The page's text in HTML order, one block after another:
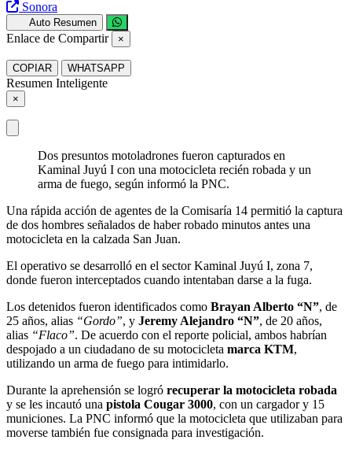
Sonora
Auto Resumen
Enlace de Compartir ×
COPIAR WHATSAPP
Resumen Inteligente
×
Dos presuntos motoladrones fueron capturados en
Kaminal Juyú I con una motocicleta recién robada y un
arma de fuego, según informó la PNC.
Una rápida acción de agentes de la Comisaría 14 permitió la captura
de dos hombres señalados de haber robado minutos antes una
motocicleta en la calzada San Juan.
El operativo se desarrolló en el sector Kaminal Juyú I, zona 7,
donde fueron interceptados cuando intentaban darse a la fuga.
Los detenidos fueron identificados como Brayan Alberto “N”, de
25 años, alias “Gordo”, y Jeremy Alejandro “N”, de 20 años,
alias “Flaco”. De acuerdo con el reporte policial, ambos habrían
despojado a un ciudadano de su motocicleta marca KTM,
utilizando un arma de fuego para intimidarlo.
Durante la aprehensión se logró recuperar la motocicleta robada
y se les incautó una pistola Cougar 3000, con un cargador y 15
municiones. La PNC informó que la motocicleta que utilizaban para
moverse también fue consignada para investigación.